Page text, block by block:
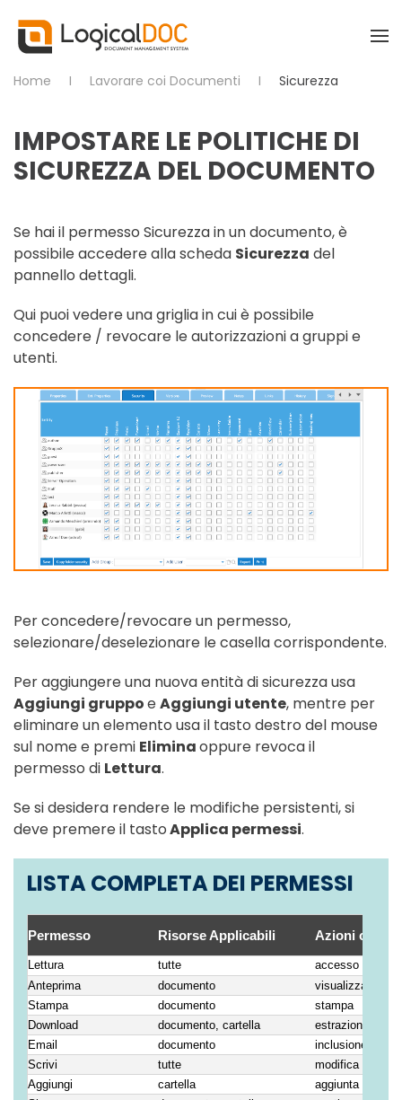
Skip to main content
Home Lavorare coi Documenti Sicurezza
IMPOSTARE LE POLITICHE DI
SICUREZZA DEL DOCUMENTO
Se hai il permesso Sicurezza in un documento, è
possibile accedere alla scheda Sicurezza del
pannello dettagli.
Qui puoi vedere una griglia in cui è possibile
concedere / revocare le autorizzazioni a gruppi e
utenti.
Per concedere/revocare un permesso,
selezionare/deselezionare le casella corrispondente.
Per aggiungere una nuova entità di sicurezza usa
Aggiungi gruppoeAggiungi utente, mentre per
eliminare un elemento usa il tasto destro del mouse
sul nome e premi Eliminaoppure revoca il
permesso di Lettura.
Se si desidera rendere le modifiche persistenti, si
deve premere il tastoApplica permessi.
LISTA COMPLETA DEI PERMESSI
Permesso Risorse Applicabili Azioni
Lettura tutte
accesso e
Anteprima
documento
visualizzazione
Stampa
documento
stampa
Download
documento, cartella
estrazione dalla
Email
documento
inclusione in
Scrivi
tutte
modifica
Aggiungi
cartella
aggiunta di